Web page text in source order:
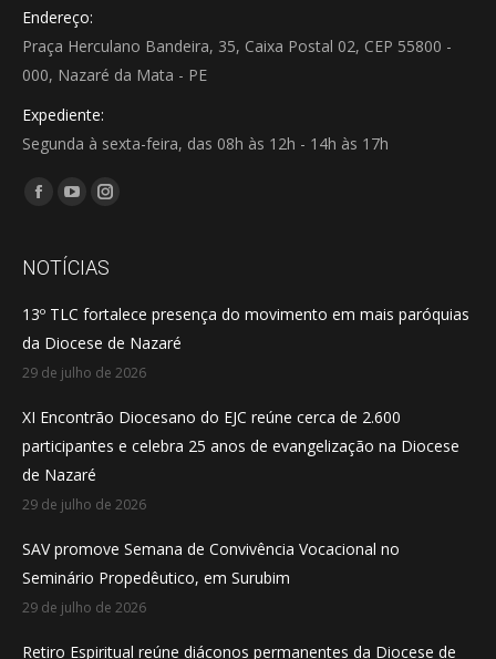
Endereço:
Praça Herculano Bandeira, 35, Caixa Postal 02, CEP 55800 -
000, Nazaré da Mata - PE
Expediente:
Segunda à sexta-feira, das 08h às 12h - 14h às 17h
Encontre-nos em:
Facebook
opens
new
window
YouTube
opens
new
window
Instagram
opens
new
window
NOTÍCIAS
13º TLC fortalece presença do movimento em mais paróquias
da Diocese de Nazaré
29 de julho de 2026
XI Encontrão Diocesano do EJC reúne cerca de 2.600
participantes e celebra 25 anos de evangelização na Diocese
de Nazaré
29 de julho de 2026
SAV promove Semana de Convivência Vocacional no
Seminário Propedêutico, em Surubim
29 de julho de 2026
Retiro Espiritual reúne diáconos permanentes da Diocese de